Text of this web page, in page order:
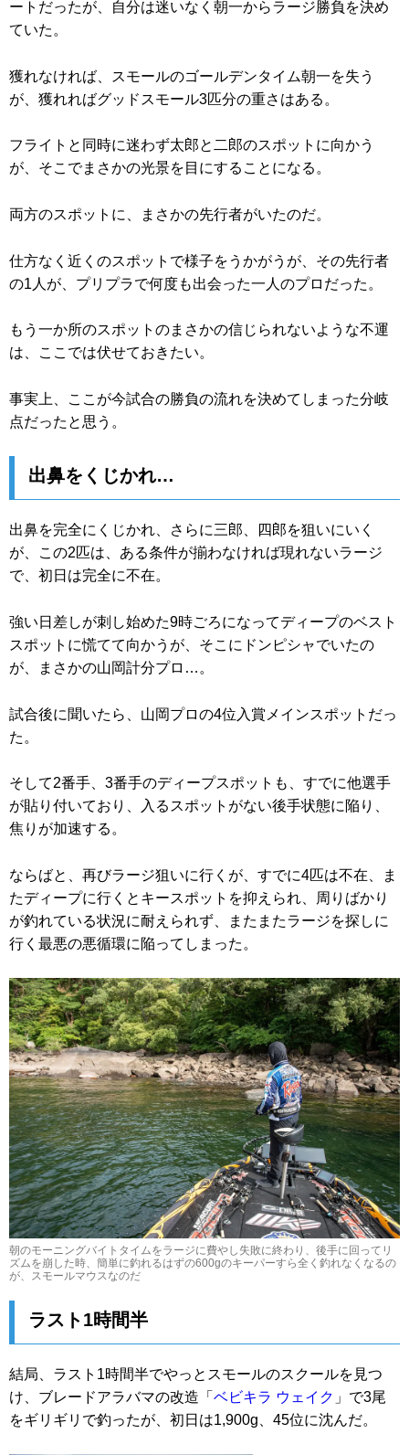
ートだったが、自分は迷いなく朝一からラージ勝負を決め
ていた。
獲れなければ、スモールのゴールデンタイム朝一を失う
が、獲れればグッドスモール3匹分の重さはある。
フライトと同時に迷わず太郎と二郎のスポットに向かう
が、そこでまさかの光景を目にすることになる。
両方のスポットに、まさかの先行者がいたのだ。
仕方なく近くのスポットで様子をうかがうが、その先行者
の1人が、プリプラで何度も出会った一人のプロだった。
もう一か所のスポットのまさかの信じられないような不運
は、ここでは伏せておきたい。
事実上、ここが今試合の勝負の流れを決めてしまった分岐
点だったと思う。
出鼻をくじかれ…
出鼻を完全にくじかれ、さらに三郎、四郎を狙いにいく
が、この2匹は、ある条件が揃わなければ現れないラージ
で、初日は完全に不在。
強い日差しが刺し始めた9時ごろになってディープのベスト
スポットに慌てて向かうが、そこにドンピシャでいたの
が、まさかの山岡計分プロ…。
試合後に聞いたら、山岡プロの4位入賞メインスポットだっ
た。
そして2番手、3番手のディープスポットも、すでに他選手
が貼り付いており、入るスポットがない後手状態に陥り、
焦りが加速する。
ならばと、再びラージ狙いに行くが、すでに4匹は不在、ま
たディープに行くとキースポットを抑えられ、周りばかり
が釣れている状況に耐えられず、またまたラージを探しに
行く最悪の悪循環に陥ってしまった。
朝のモーニングバイトタイムをラージに費やし失敗に終わり、後手に回ってリ
ズムを崩した時、簡単に釣れるはずの600gのキーパーすら全く釣れなくなるの
が、スモールマウスなのだ
ラスト1時間半
結局、ラスト1時間半でやっとスモールのスクールを見つ
け、ブレードアラバマの改造「 ベビキラ ウェイク 」で3尾
をギリギリで釣ったが、初日は1,900g、45位に沈んだ。